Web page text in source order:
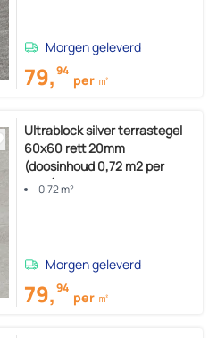
Morgen geleverd
79,94
per ㎡
Ultrablock silver terrastegel
60x60 rett 20mm
(doosinhoud 0,72 m2 per
doos)
0.72 m²
Morgen geleverd
79,94
per ㎡